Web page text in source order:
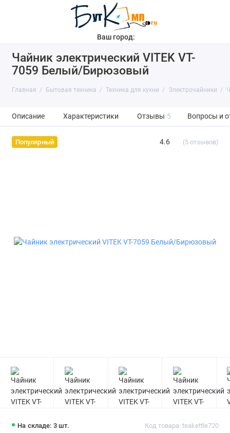
Ваш город:
Чайник электрический VITEK VT-
7059 Белый/Бирюзовый
Главная Бытовая техника Техника для кухни Электрочайники
Описание Характеристики Отзывы 5 Вопросы и
Популярный 4.6 (5 отзывов)
На складе: 3 шт. Код товара: teakettle720